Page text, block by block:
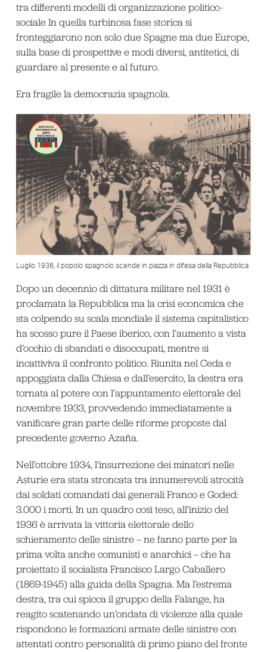
tra differenti modelli di organizzazione politico-
sociale In quella turbinosa fase storica si
fronteggiarono non solo due Spagne ma due Europe,
sulla base di prospettive e modi diversi, antitetici, di
guardare al presente e al futuro.
Era fragile la democrazia spagnola.
Luglio 1936, il popolo spagnolo scende in piazza in difesa della Repubblica
Dopo un decennio di dittatura militare nel 1931 è
proclamata la Repubblica ma la crisi economica che
sta colpendo su scala mondiale il sistema capitalistico
ha scosso pure il Paese iberico, con l’aumento a vista
d’occhio di sbandati e disoccupati, mentre si
incattiviva il confronto politico. Riunita nel Ceda e
appoggiata dalla Chiesa e dall’esercito, la destra era
tornata al potere con l’appuntamento elettorale del
novembre 1933, provvedendo immediatamente a
vanificare gran parte delle riforme proposte dal
precedente governo Azaña.
Nell’ottobre 1934, l’insurrezione dei minatori nelle
Asturie era stata stroncata tra innumerevoli atrocità
dai soldati comandati dai generali Franco e Goded:
3.000 i morti. In un quadro così teso, all’inizio del
1936 è arrivata la vittoria elettorale dello
schieramento delle sinistre – ne fanno parte per la
prima volta anche comunisti e anarchici ­– che ha
proiettato il socialista Francisco Largo Caballero
(1869-1945) alla guida della Spagna. Ma l’estrema
destra, tra cui spicca il gruppo della Falange, ha
reagito scatenando un’ondata di violenze alla quale
rispondono le formazioni armate delle sinistre con
attentati contro personalità di primo piano del fronte